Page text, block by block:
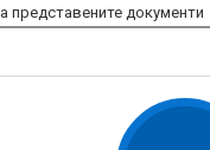
представените документи